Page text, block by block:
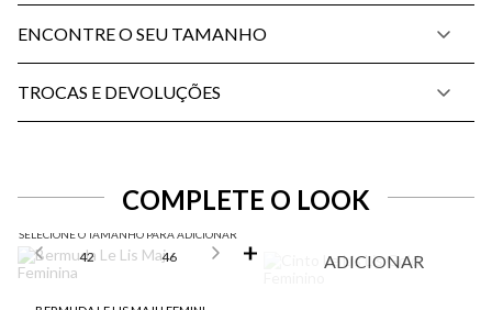
ENCONTRE O SEU TAMANHO
TROCAS E DEVOLUÇÕES
COMPLETE O LOOK
SELECIONE O TAMANHO PARA ADICIONAR
42 46 ADICIONAR